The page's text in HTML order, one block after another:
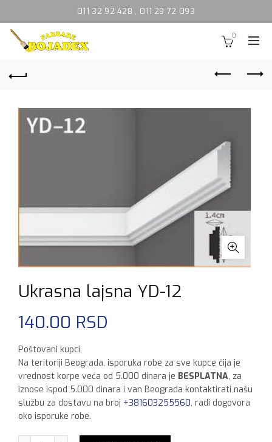
011 32 92 428 , 011 29 72 093
0
Ukrasna lajsna YD-12
140.00 RSD
Poštovani kupci,
Na teritoriji Beograda, isporuka robe za sve kupce čija je
vrednost korpe veća od 5.000 dinara je BESPLATNA, za
iznose ispod 5.000 dinara i van Beograda kontaktirati našu
službu za dostavu na broj +381603255560, radi dogovora
oko isporuke robe.